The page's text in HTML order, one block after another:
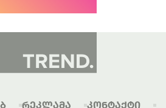
Რეკლამა
Კონტაქტი